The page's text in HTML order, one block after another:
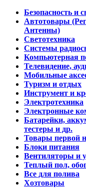
Безопасность и
Автотовары
Антенны)
Светотехника
Системы
Компьютерная
Телевидение,
Мобильные
Туризм и отдых
Инструмент и
Электротехника
Электронные
Батарейки,
тестеры и др.
Товары первой
Блоки питания
Вентиляторы и
Теплый пол,
Все для полива
Хозтовары